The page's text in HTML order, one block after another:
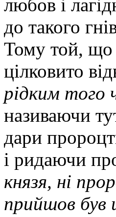
любов і
до такого
Тому той, що
цілковито
рідким того
називаючи
дари
і ридаючи
князя, ні
прийшов був